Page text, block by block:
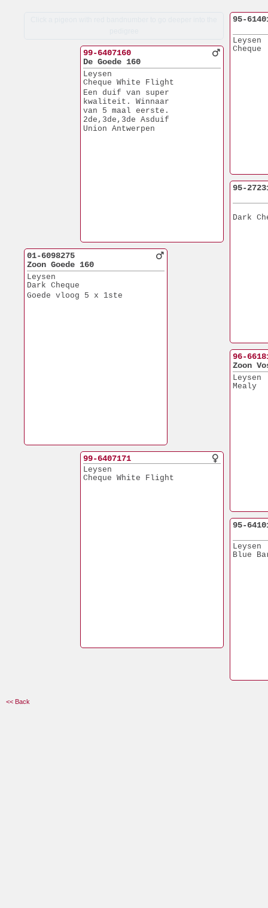
01-6098275
Zoon Goede 160
Leysen
Dark Cheque
Goede vloog 5 x 1ste
99-6407160
De Goede 160
Leysen
Cheque White Flight
Een duif van super
kwaliteit. Winnaar
van 5 maal eerste.
2de,3de,3de Asduif
Union Antwerpen
99-6407171
Leysen
Cheque White Flight
95-
Leysen
Cheque
95-
Dark
96-
Zoon
Leysen
Mealy
95-
Leysen
Blue
<< Back